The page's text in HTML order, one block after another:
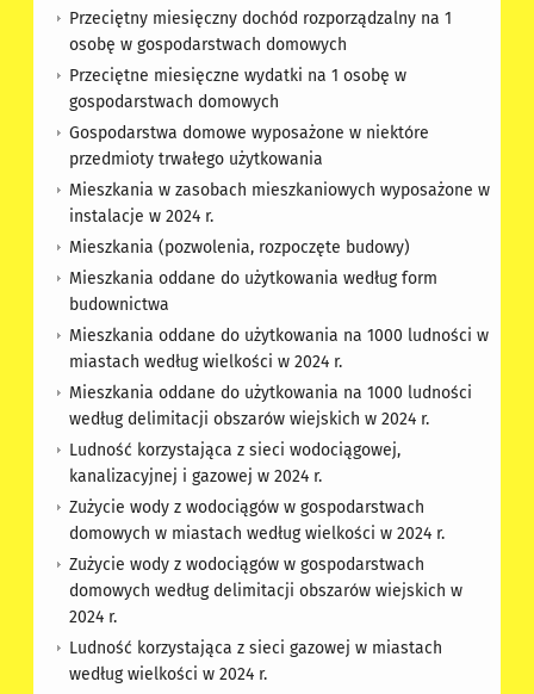
Przeciętny miesięczny dochód rozporządzalny na 1
osobę w gospodarstwach domowych
Przeciętne miesięczne wydatki na 1 osobę w
gospodarstwach domowych
Gospodarstwa domowe wyposażone w niektóre
przedmioty trwałego użytkowania
Mieszkania w zasobach mieszkaniowych wyposażone w
instalacje w 2024 r.
Mieszkania (pozwolenia, rozpoczęte budowy)
Mieszkania oddane do użytkowania według form
budownictwa
Mieszkania oddane do użytkowania na 1000 ludności w
miastach według wielkości w 2024 r.
Mieszkania oddane do użytkowania na 1000 ludności
według delimitacji obszarów wiejskich w 2024 r.
Ludność korzystająca z sieci wodociągowej,
kanalizacyjnej i gazowej w 2024 r.
Zużycie wody z wodociągów w gospodarstwach
domowych w miastach według wielkości w 2024 r.
Zużycie wody z wodociągów w gospodarstwach
domowych według delimitacji obszarów wiejskich w
2024 r.
Ludność korzystająca z sieci gazowej w miastach
według wielkości w 2024 r.